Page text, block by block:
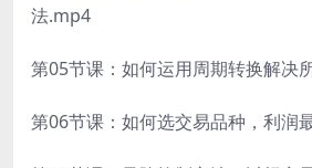
法.mp4
第05节课：如何运用周期转换解决
第06节课：如何选交易品种，利润